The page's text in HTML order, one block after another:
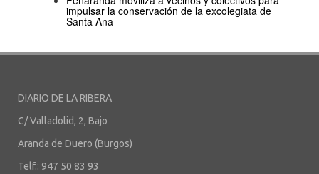
impulsar la conservación de la excolegiata de
Santa Ana
DIARIO DE LA RIBERA
C/ Valladolid, 2, Bajo
Aranda de Duero (Burgos)
Telf.: 947 50 83 93